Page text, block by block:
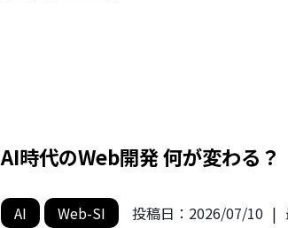
AI時代のWeb開発 何が変わる？
AI Web-SI 投稿日： 2026/07/10 |